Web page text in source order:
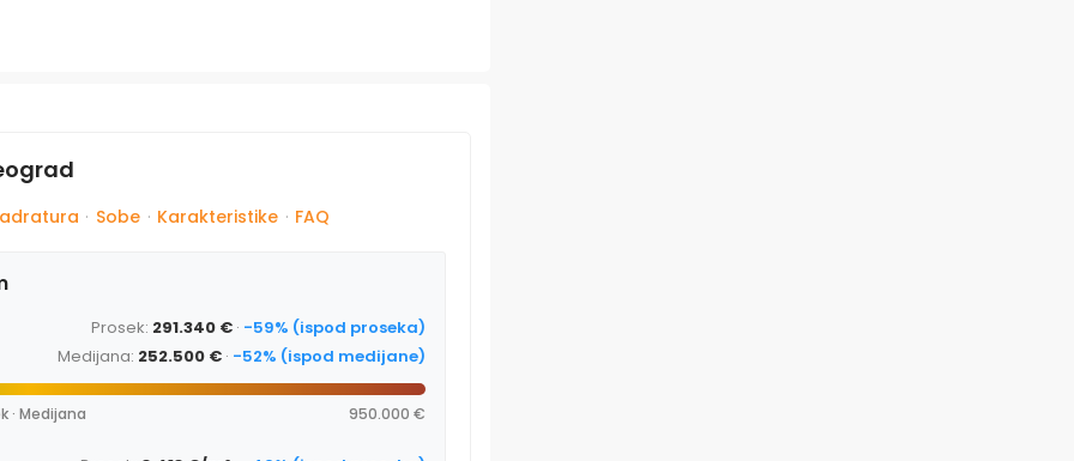
· Sobe · Karakteristike · FAQ
Prosek: 291.340 € · -59% (ispod proseka)
Medijana: 252.500 € · -52% (ispod medijane)
· Medijana 950.000 €